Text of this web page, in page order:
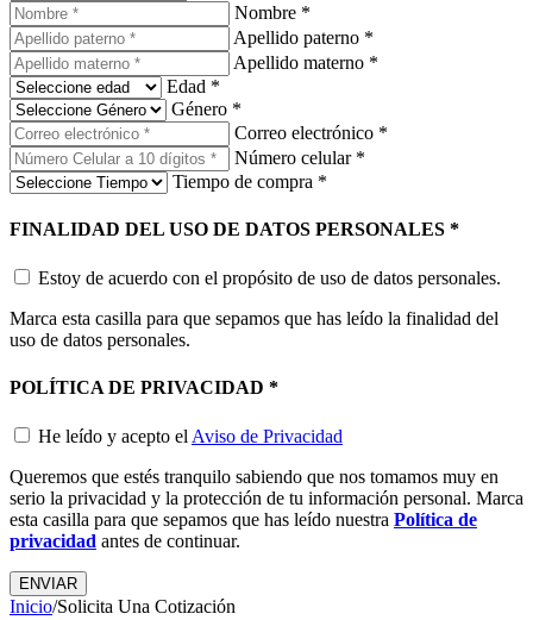
Nombre *
Apellido paterno *
Apellido materno *
Edad *
Género *
Correo electrónico *
Número celular *
Tiempo de compra *
FINALIDAD DEL USO DE DATOS PERSONALES *
Estoy de acuerdo con el propósito de uso de datos personales.
Marca esta casilla para que sepamos que has leído la finalidad del
uso de datos personales.
POLÍTICA DE PRIVACIDAD *
He leído y acepto el Aviso de Privacidad
Queremos que estés tranquilo sabiendo que nos tomamos muy en
serio la privacidad y la protección de tu información personal. Marca
esta casilla para que sepamos que has leído nuestra Política de
privacidad antes de continuar.
Inicio/Solicita Una Cotización